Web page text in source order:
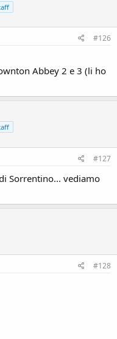
#126
Abbey 2 e 3 (li ho
#127
Sorrentino... vediamo
#128